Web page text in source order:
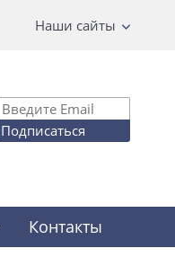
Наши сайты
Подписаться
Контакты